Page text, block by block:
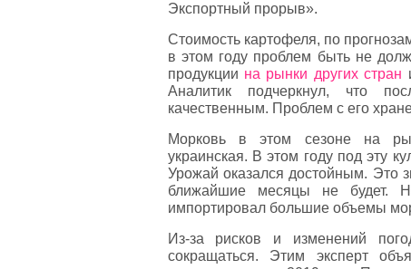
Экспортный прорыв».
Стоимость картофеля, по
в этом году проблем быть не
продукции на рынки других стран
Аналитик подчеркнул, что
качественным. Проблем с его
Морковь в этом сезоне на
украинская. В этом году под эту
Урожай оказался достойным. Это
ближайшие месяцы не будет.
импортировал большие объемы
Из-за рисков и изменений
сокращаться. Этим эксперт